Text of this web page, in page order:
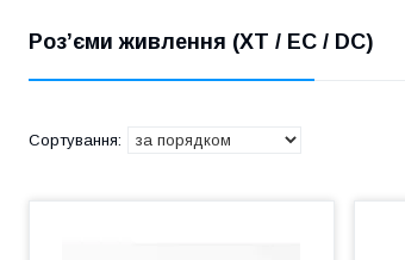
Роз’єми живлення (XT / EC / DC)